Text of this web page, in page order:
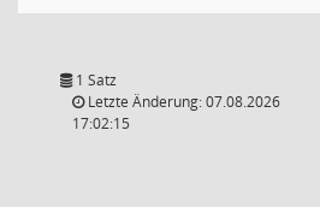
1 Satz
Letzte Änderung: 07.08.2026
17:02:15